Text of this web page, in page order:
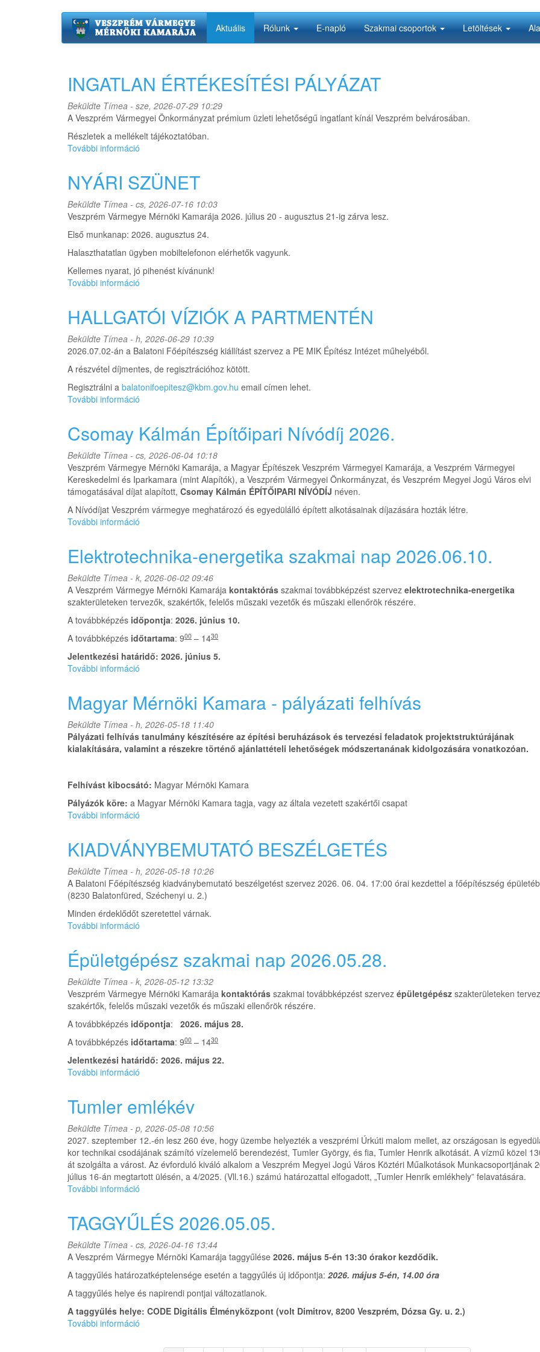
Aktuális Rólunk E-napló Szakmai csoportok Letöltések
INGATLAN ÉRTÉKESÍTÉSI PÁLYÁZAT
Beküldte Tímea - sze, 2026-07-29 10:29
A Veszprém Vármegyei Önkormányzat prémium üzleti lehetőségű ingatlant kínál Veszprém belvárosában.
Részletek a mellékelt tájékoztatóban.
További információ
PÁLYÁZAT
tartalommal
NYÁRI SZÜNET
Beküldte Tímea - cs, 2026-07-16 10:03
Veszprém Vármegye Mérnöki Kamarája 2026. július 20 - augusztus 21-ig zárva lesz.
Első munkanap: 2026. augusztus 24.
Halaszthatatlan ügyben mobiltelefonon elérhetők vagyunk.
Kellemes nyarat, jó pihenést kívánunk!
További információ
tartalommal
kapcsolatosan
HALLGATÓI VÍZIÓK A PARTMENTÉN
Beküldte Tímea - h, 2026-06-29 10:39
2026.07.02-án a Balatoni Főépítészség kiállítást szervez a PE MIK Építész Intézet műhelyéből.
A részvétel díjmentes, de regisztrációhoz kötött.
Regisztrálni a balatonifoepitesz@kbm.gov.hu email címen lehet.
További információ
PARTMENTÉN
kapcsolatosan
Csomay Kálmán Építőipari Nívódíj 2026.
Beküldte Tímea - cs, 2026-06-04 10:18
Veszprém Vármegye Mérnöki Kamarája, a Magyar Építészek Veszprém Vármegyei Kamarája, a Veszprém Vármegyei
Kereskedelmi és Iparkamara (mint Alapítók), a Veszprém Vármegyei Önkormányzat, és Veszprém Megyei Jogú Város elvi
támogatásával díjat alapított, Csomay Kálmán ÉPÍTŐIPARI NÍVÓDÍJ néven.
A Nívódíjat Veszprém vármegye meghatározó és egyedülálló épített alkotásainak díjazására hozták létre.
További információ
Nívódíj
tartalommal
kapcsolatosan
Elektrotechnika-energetika szakmai nap 2026.06.10.
Beküldte Tímea - k, 2026-06-02 09:46
A Veszprém Vármegye Mérnöki Kamarája kontaktórás szakmai továbbképzést szervez elektrotechnika-energetika
szakterületeken tervezők, szakértők, felelős műszaki vezetők és műszaki ellenőrök részére.
A továbbképzés időpontja: 2026. június 10.
A továbbképzés időtartama: 900 – 1430
Jelentkezési határidő: 2026. június 5.
További információ
nap
tartalommal
kapcsolatosan
Magyar Mérnöki Kamara - pályázati felhívás
Beküldte Tímea - h, 2026-05-18 11:40
Pályázati felhívás tanulmány készítésére az építési beruházások és tervezési feladatok projektstruktúrájának
kialakítására, valamint a részekre történő ajánlattételi lehetőségek módszertanának kidolgozására vonatkozóan.
Felhívást kibocsátó: Magyar Mérnöki Kamara
Pályázók köre: a Magyar Mérnöki Kamara tagja, vagy az általa vezetett szakértői csapat
További információ
-
felhívás
tartalommal
kapcsolatosan
KIADVÁNYBEMUTATÓ BESZÉLGETÉS
Beküldte Tímea - h, 2026-05-18 10:26
A Balatoni Főépítészség kiadványbemutató beszélgetést szervez 2026. 06. 04. 17:00 órai kezdettel a főépítészség
(8230 Balatonfüred, Széchenyi u. 2.)
Minden érdeklődőt szeretettel várnak.
További információ
kapcsolatosan
Épületgépész szakmai nap 2026.05.28.
Beküldte Tímea - k, 2026-05-12 13:32
Veszprém Vármegye Mérnöki Kamarája kontaktórás szakmai továbbképzést szervez épületgépész szakterületeken
szakértők, felelős műszaki vezetők és műszaki ellenőrök részére.
A továbbképzés időpontja: 2026. május 28.
A továbbképzés időtartama: 900 – 1430
Jelentkezési határidő: 2026. május 22.
További információ
2026.05.28.
kapcsolatosan
Tumler emlékév
Beküldte Tímea - p, 2026-05-08 10:56
2027. szeptember 12.-én lesz 260 éve, hogy üzembe helyezték a veszprémi Úrkúti malom mellet, az országosan is
kor technikai csodájának számító vízelemelő berendezést, Tumler György, és fia, Tumler Henrik alkotását. A vízmű közel
át szolgálta a várost. Az évforduló kiváló alkalom a Veszprém Megyei Jogú Város Köztéri Műalkotások Munkacsoportjának
július 16-án megtartott ülésén, a 4/2025. (Vll.16.) számú határozattal elfogadott, „Tumler Henrik emlékhely” felavatására.
További információ
tartalommal
kapcsolatosan
TAGGYŰLÉS 2026.05.05.
Beküldte Tímea - cs, 2026-04-16 13:44
A Veszprém Vármegye Mérnöki Kamarája taggyűlése 2026. május 5-én 13:30 órakor kezdődik.
A taggyűlés határozatképtelensége esetén a taggyűlés új időpontja: 2026. május 5-én, 14.00 óra
A taggyűlés helye és napirendi pontjai változatlanok.
A taggyűlés helye: CODE Digitális Élményközpont (volt Dimitrov, 8200 Veszprém, Dózsa Gy. u. 2.)
További információ
tartalommal